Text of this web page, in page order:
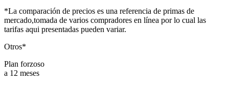
*La comparación de precios es una referencia de primas de
mercado,tomada de varios compradores en línea por lo cual las
tarifas aqui presentadas pueden variar.
Otros*
Plan forzoso
a 12 meses